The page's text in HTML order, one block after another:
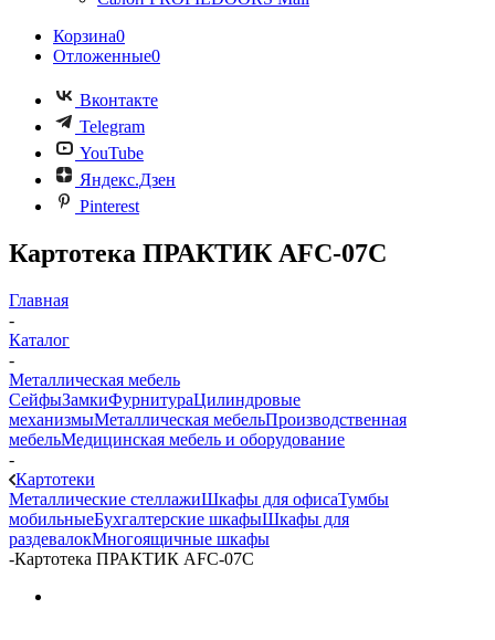
Корзина0
Отложенные0
Вконтакте
Telegram
YouTube
Яндекс.Дзен
Pinterest
Картотека ПРАКТИК AFC-07C
Главная
-
Каталог
-
Металлическая мебель
СейфыЗамкиФурнитураЦилиндровые
механизмыМеталлическая мебельПроизводственная
мебельМедицинская мебель и оборудование
-
Картотеки
Металлические стеллажиШкафы для офисаТумбы
мобильныеБухгалтерские шкафыШкафы для
раздевалокМногоящичные шкафы
-Картотека ПРАКТИК AFC-07C